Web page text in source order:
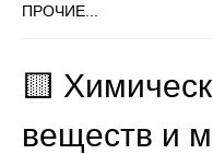
ПРОЧИЕ...
🟨
веществ и